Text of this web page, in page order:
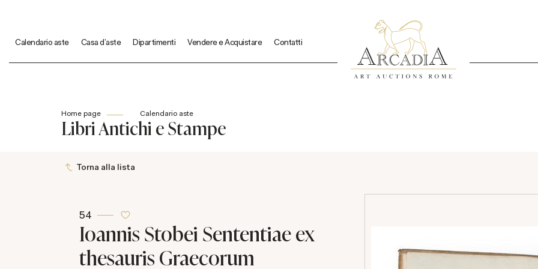
Calendario aste Casa d'aste Dipartimenti Vendere e Acquistare Contatti
Home page Calendario aste
Libri Antichi e Stampe
Torna alla lista
54
Ioannis Stobei Sententiae ex
thesauris Graecorum